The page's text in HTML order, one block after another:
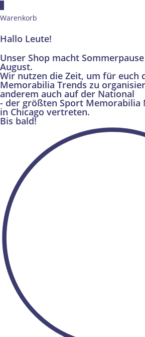
Warenkorb
Hallo Leute!
Unser Shop macht
August.
Wir nutzen die Zeit, um für euch
Memorabilia Trends zu
anderem auch auf der National
- der größten Sport Memorabilia
in Chicago vertreten.
Bis bald!